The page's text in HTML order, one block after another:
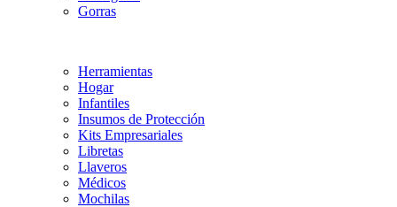
Gorras
Herramientas
Hogar
Infantiles
Insumos de Protección
Kits Empresariales
Libretas
Llaveros
Médicos
Mochilas